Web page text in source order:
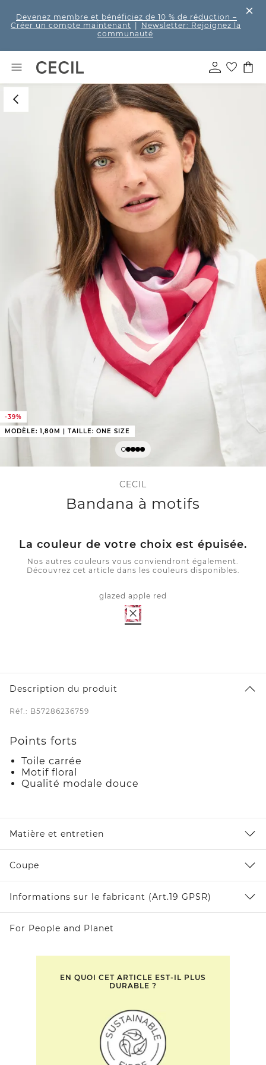
Devenez membre et bénéficiez de 10 % de réduction –
Créer un compte maintenant
Newsletter: Rejoignez la
communauté
-39%
MODÈLE: 1,80M | TAILLE: ONE SIZE
CECIL
Bandana à motifs
La couleur de votre choix est épuisée.
Nos autres couleurs vous conviendront également.
Découvrez cet article dans les couleurs disponibles.
glazed apple red
Description du produit
Réf.: B57286236759
Points forts
Toile carrée
Motif floral
Qualité modale douce
Matière et entretien
Coupe
Informations sur le fabricant (Art.19 GPSR)
For People and Planet
EN QUOI CET ARTICLE EST-IL PLUS
DURABLE ?